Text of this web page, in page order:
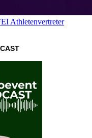
Athletenvertreter